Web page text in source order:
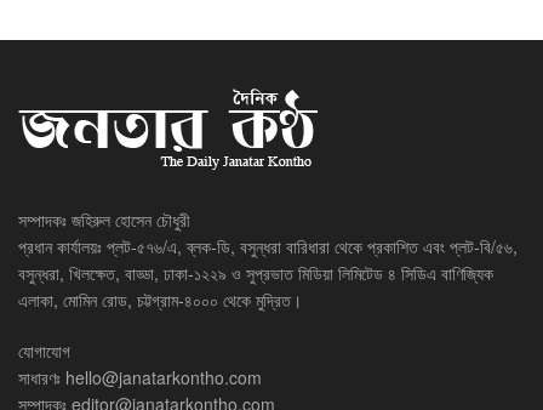
সম্পাদকঃ জহিরুল হোসেন চৌধুরী
প্রধান কার্যালয়ঃ প্লট-৫৭৬/এ, ব্লক-ডি, বসুন্ধরা বারিধারা থেকে প্রকাশিত এবং প্লট-বি/৫৬,
বসুন্ধরা, খিলক্ষেত, বাড্ডা, ঢাকা-১২২৯ ও সুপ্রভাত মিডিয়া লিমিটেড ৪ সিডিএ বাণিজ্যিক
এলাকা, মোমিন রোড, চট্টগ্রাম-৪০০০ থেকে মুদ্রিত।
যোগাযোগ
সাধারণঃ hello@janatarkontho.com
সম্পাদকঃ editor@janatarkontho.com